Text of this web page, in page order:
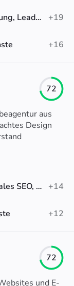
Google-Anzeigen, Social-Media-Werbung, Lead-Generierung
+19
+16
72
aus
Design
Suchmaschinenoptimierung (SEO), Lokales SEO, Technisches SEO
+14
+12
72
und E-